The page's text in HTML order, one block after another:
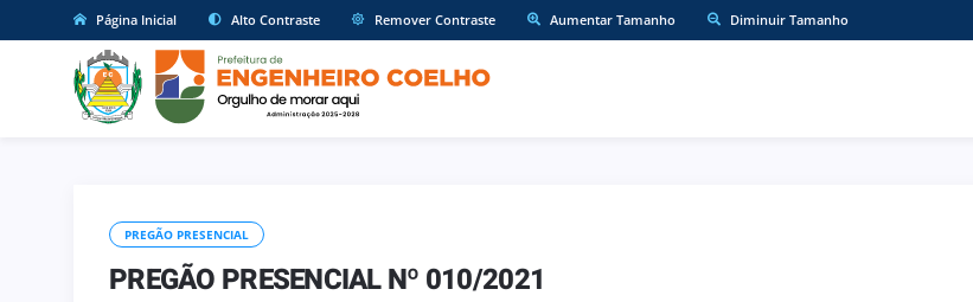
Página Inicial Alto Contraste Remover Contraste Aumentar Tamanho Diminuir Tamanho
PREGÃO PRESENCIAL
PREGÃO PRESENCIAL Nº 010/2021